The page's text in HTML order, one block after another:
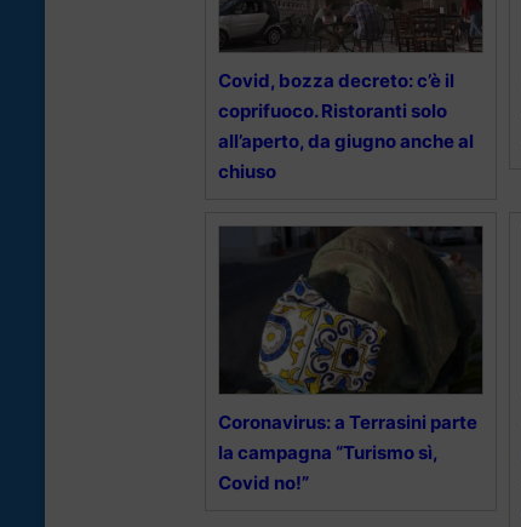
Covid, bozza decreto: c’è il
coprifuoco. Ristoranti solo
all’aperto, da giugno anche al
chiuso
Coronavirus: a Terrasini parte
la campagna “Turismo sì,
Covid no!”